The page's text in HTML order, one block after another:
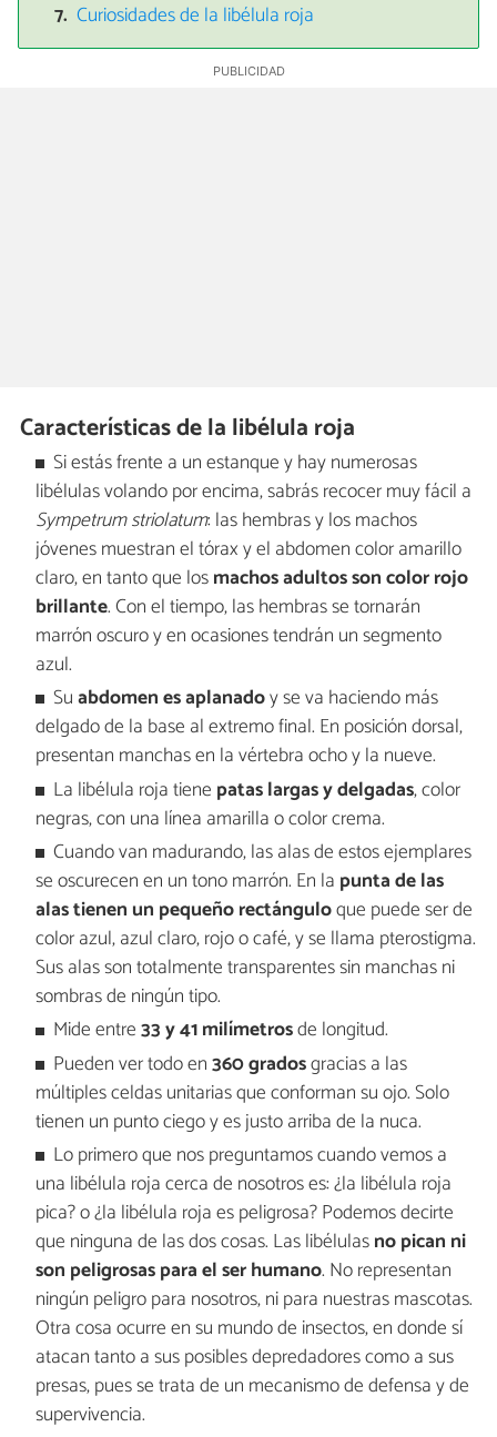
Curiosidades de la libélula roja
Características de la libélula roja
Si estás frente a un estanque y hay numerosas
libélulas volando por encima, sabrás recocer muy fácil a
Sympetrum striolatum: las hembras y los machos
jóvenes muestran el tórax y el abdomen color amarillo
claro, en tanto que losmachos adultos son color rojo
brillante. Con el tiempo, las hembras se tornarán
marrón oscuro y en ocasiones tendrán un segmento
azul.
Suabdomen es aplanadoy se va haciendo más
delgado de la base al extremo final. En posición dorsal,
presentan manchas en la vértebra ocho y la nueve.
La libélula roja tiene patas largas y delgadas, color
negras, con una línea amarilla o color crema.
Cuando van madurando, las alas de estos ejemplares
se oscurecen en un tono marrón. En la punta de las
alas tienen un pequeño rectánguloque puede ser de
color azul, azul claro, rojo o café, y se llama pterostigma.
Sus alas son totalmente transparentes sin manchas ni
sombras de ningún tipo.
Mide entre33 y 41 milímetrosde longitud.
Pueden ver todo en360 gradosgracias a las
múltiples celdas unitarias que conforman su ojo. Solo
tienen un punto ciego y es justo arriba de la nuca.
Lo primero que nos preguntamos cuando vemos a
una libélula roja cerca de nosotros es: ¿la libélula roja
pica?o ¿la libélula roja es peligrosa?Podemos decirte
que ninguna de las dos cosas. Las libélulasno pican ni
son peligrosas para el ser humano. No representan
ningún peligro para nosotros, ni para nuestras mascotas.
Otra cosa ocurre en su mundo de insectos, en donde sí
atacan tanto a sus posibles depredadores como a sus
presas, pues se trata de un mecanismo de defensa y de
supervivencia.